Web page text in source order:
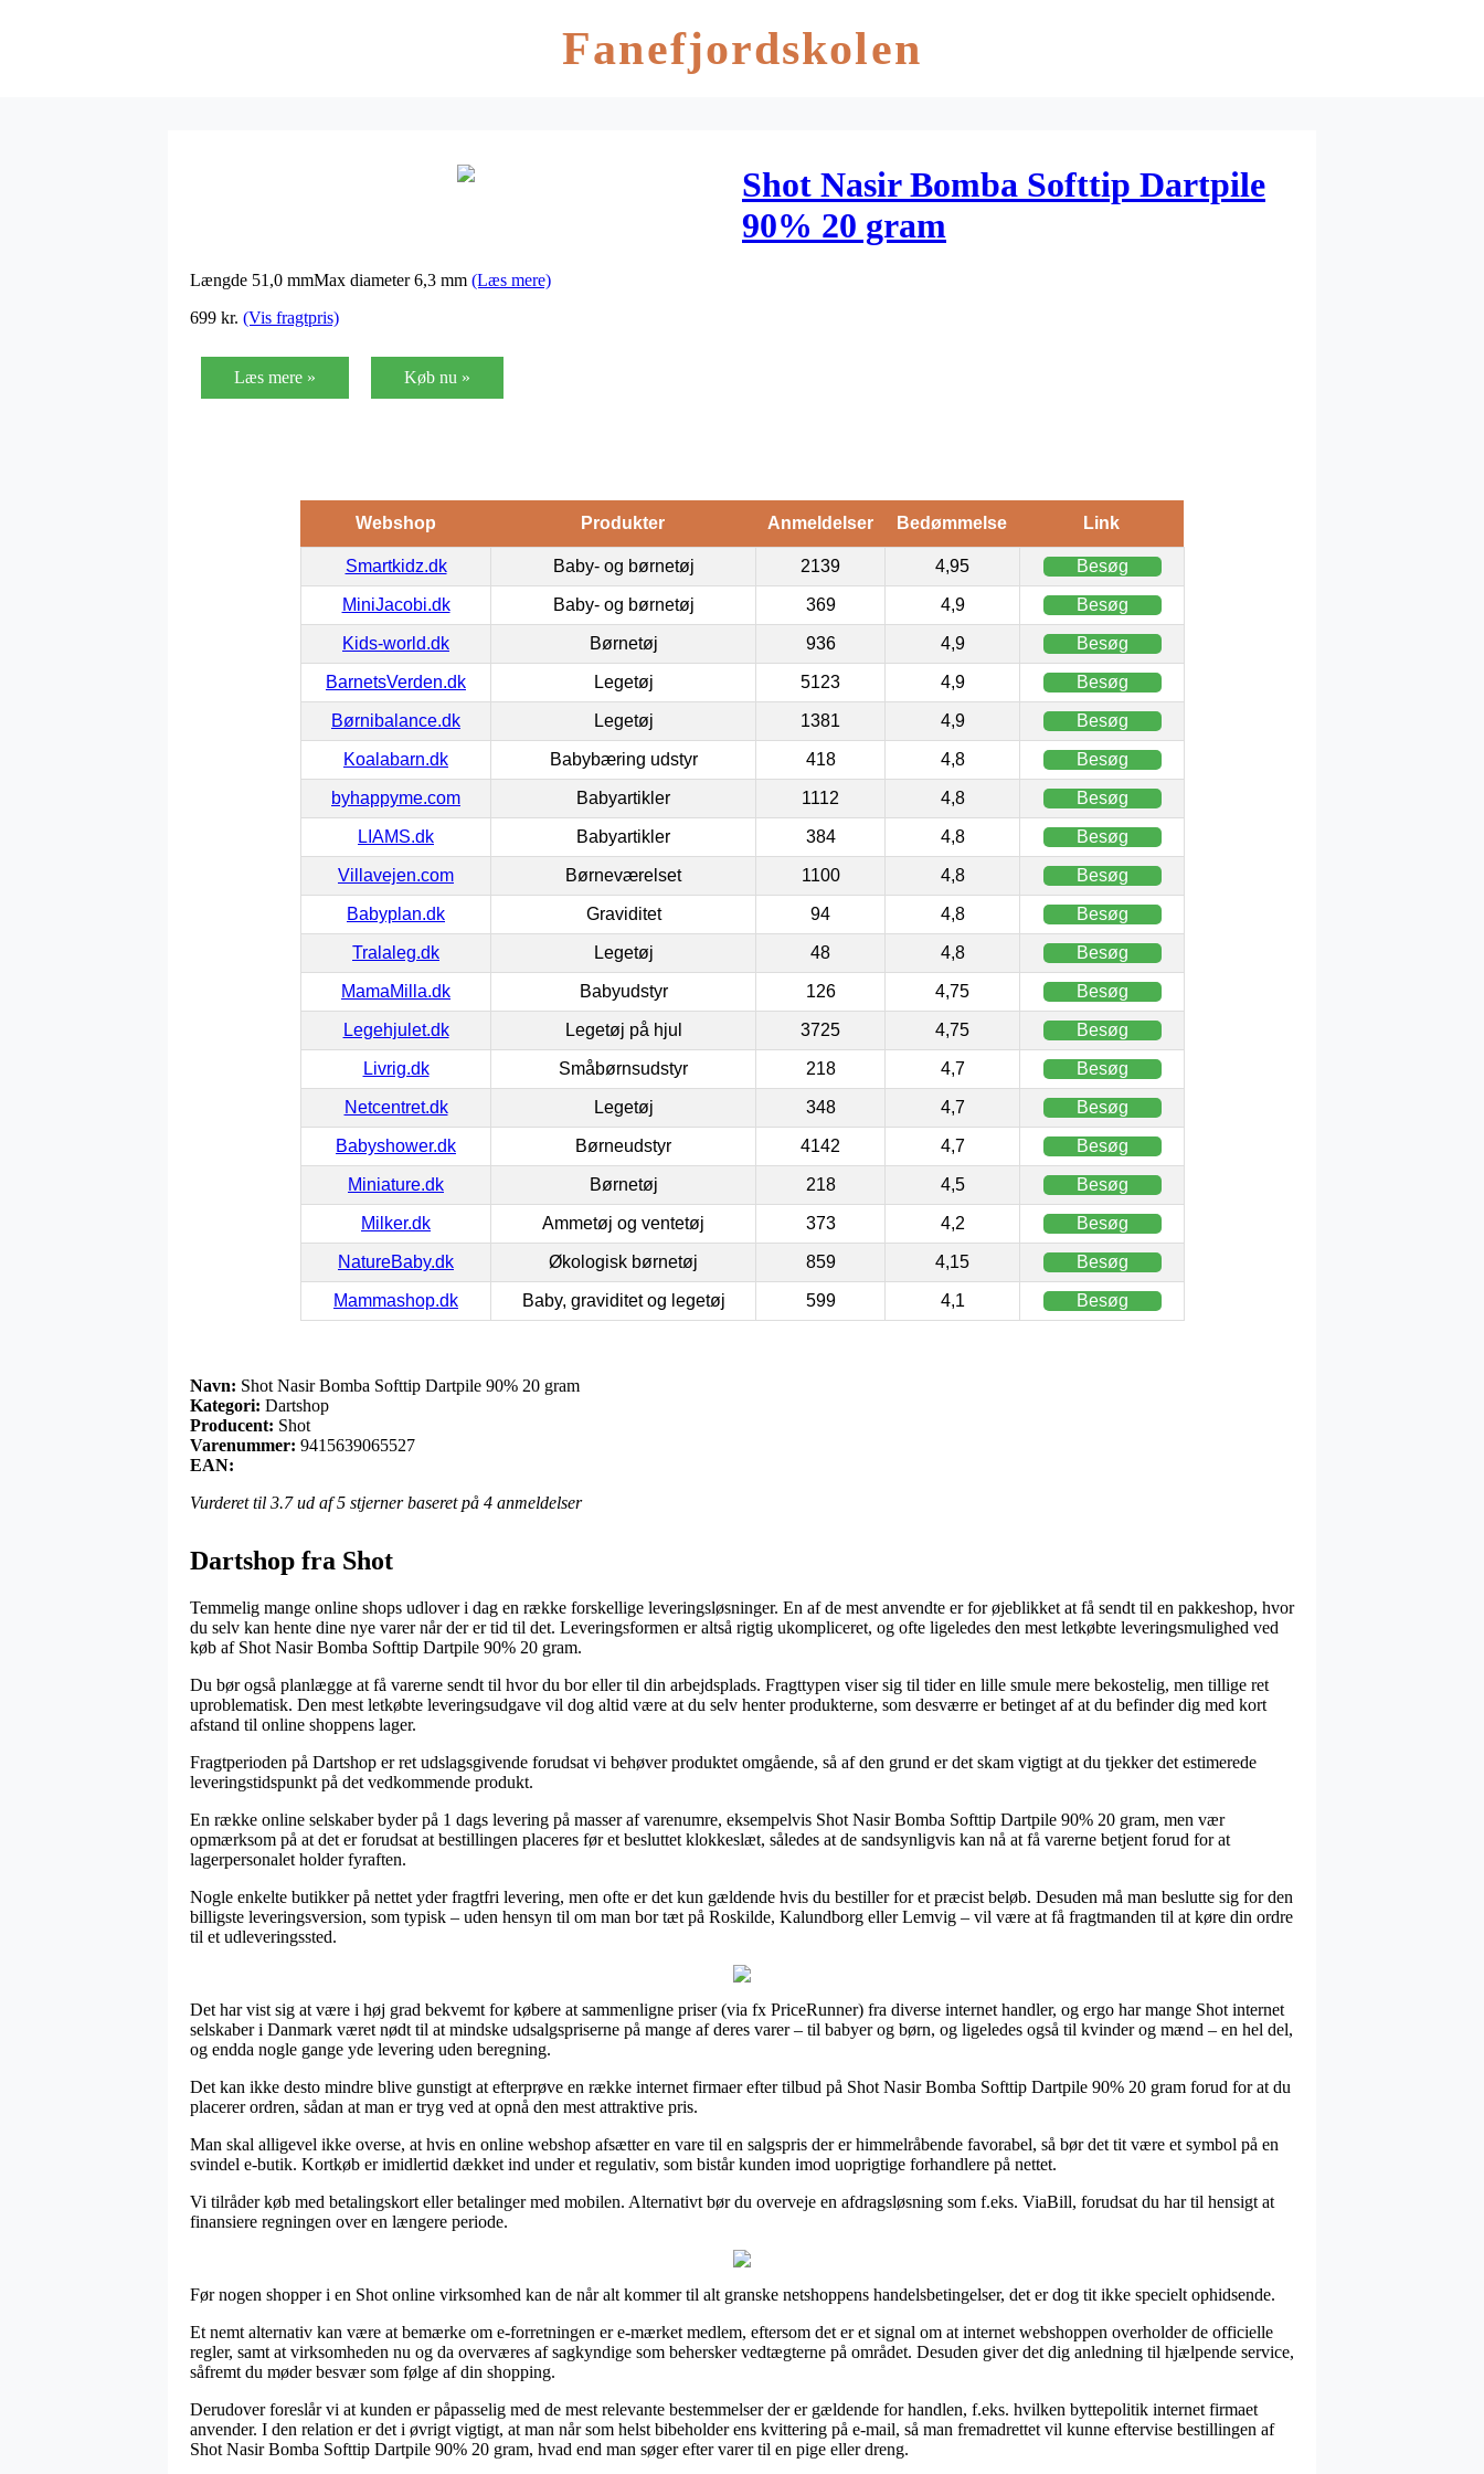
Fanefjordskolen
Shot Nasir Bomba Softtip Dartpile
90% 20 gram
Længde 51,0 mmMax diameter 6,3 mm (Læs mere)
699 kr. (Vis fragtpris)
Læs mere » Køb nu »
Webshop Produkter Anmeldelser Bedømmelse Link
Smartkidz.dk Baby- og børnetøj 2139 4,95 Besøg
MiniJacobi.dk Baby- og børnetøj 369 4,9 Besøg
Kids-world.dk Børnetøj 936 4,9 Besøg
BarnetsVerden.dk Legetøj 5123 4,9 Besøg
Børnibalance.dk Legetøj 1381 4,9 Besøg
Koalabarn.dk Babybæring udstyr 418 4,8 Besøg
byhappyme.com Babyartikler 1112 4,8 Besøg
LIAMS.dk Babyartikler 384 4,8 Besøg
Villavejen.com Børneværelset 1100 4,8 Besøg
Babyplan.dk Graviditet 94 4,8 Besøg
Tralaleg.dk Legetøj 48 4,8 Besøg
MamaMilla.dk Babyudstyr 126 4,75 Besøg
Legehjulet.dk Legetøj på hjul 3725 4,75 Besøg
Livrig.dk Småbørnsudstyr 218 4,7 Besøg
Netcentret.dk Legetøj 348 4,7 Besøg
Babyshower.dk Børneudstyr 4142 4,7 Besøg
Miniature.dk Børnetøj 218 4,5 Besøg
Milker.dk Ammetøj og ventetøj 373 4,2 Besøg
NatureBaby.dk Økologisk børnetøj 859 4,15 Besøg
Mammashop.dk Baby, graviditet og legetøj 599 4,1 Besøg
Navn: Shot Nasir Bomba Softtip Dartpile 90% 20 gram
Kategori: Dartshop
Producent: Shot
Varenummer: 9415639065527
EAN:
Vurderet til 3.7ud af 5 stjerner baseret på 4 anmeldelser
Dartshop fra Shot
Temmelig mange online shops udlover i dag en række forskellige leveringsløsninger. En af de mest anvendte er for øjeblikket at få sendt til en pakkeshop, hvor
du selv kan hente dine nye varer når der er tid til det. Leveringsformen er altså rigtig ukompliceret, og ofte ligeledes den mest letkøbte leveringsmulighed ved
køb af Shot Nasir Bomba Softtip Dartpile 90% 20 gram.
Du bør også planlægge at få varerne sendt til hvor du bor eller til din arbejdsplads. Fragttypen viser sig til tider en lille smule mere bekostelig, men tillige ret
uproblematisk. Den mest letkøbte leveringsudgave vil dog altid være at du selv henter produkterne, som desværre er betinget af at du befinder dig med kort
afstand til online shoppens lager.
Fragtperioden på Dartshop er ret udslagsgivende forudsat vi behøver produktet omgående, så af den grund er det skam vigtigt at du tjekker det estimerede
leveringstidspunkt på det vedkommende produkt.
En række online selskaber byder på 1 dags levering på masser af varenumre, eksempelvis Shot Nasir Bomba Softtip Dartpile 90% 20 gram, men vær
opmærksom på at det er forudsat at bestillingen placeres før et besluttet klokkeslæt, således at de sandsynligvis kan nå at få varerne betjent forud for at
lagerpersonalet holder fyraften.
Nogle enkelte butikker på nettet yder fragtfri levering, men ofte er det kun gældende hvis du bestiller for et præcist beløb. Desuden må man beslutte sig for den
billigste leveringsversion, som typisk – uden hensyn til om man bor tæt på Roskilde, Kalundborg eller Lemvig – vil være at få fragtmanden til at køre din ordre
til et udleveringssted.
Det har vist sig at være i høj grad bekvemt for købere at sammenligne priser (via fx PriceRunner) fra diverse internet handler, og ergo har mange Shot internet
selskaber i Danmark været nødt til at mindske udsalgspriserne på mange af deres varer – til babyer og børn, og ligeledes også til kvinder og mænd – en hel del,
og endda nogle gange yde levering uden beregning.
Det kan ikke desto mindre blive gunstigt at efterprøve en række internet firmaer efter tilbud på Shot Nasir Bomba Softtip Dartpile 90% 20 gram forud for at du
placerer ordren, sådan at man er tryg ved at opnå den mest attraktive pris.
Man skal alligevel ikke overse, at hvis en online webshop afsætter en vare til en salgspris der er himmelråbende favorabel, så bør det tit være et symbol på en
svindel e-butik. Kortkøb er imidlertid dækket ind under et regulativ, som bistår kunden imod uoprigtige forhandlere på nettet.
Vi tilråder køb med betalingskort eller betalinger med mobilen. Alternativt bør du overveje en afdragsløsning som f.eks. ViaBill, forudsat du har til hensigt at
finansiere regningen over en længere periode.
Før nogen shopper i en Shot online virksomhed kan de når alt kommer til alt granske netshoppens handelsbetingelser, det er dog tit ikke specielt ophidsende.
Et nemt alternativ kan være at bemærke om e-forretningen er e-mærket medlem, eftersom det er et signal om at internet webshoppen overholder de officielle
regler, samt at virksomheden nu og da overværes af sagkyndige som behersker vedtægterne på området. Desuden giver det dig anledning til hjælpende service,
såfremt du møder besvær som følge af din shopping.
Derudover foreslår vi at kunden er påpasselig med de mest relevante bestemmelser der er gældende for handlen, f.eks. hvilken byttepolitik internet firmaet
anvender. I den relation er det i øvrigt vigtigt, at man når som helst bibeholder ens kvittering på e-mail, så man fremadrettet vil kunne eftervise bestillingen af
Shot Nasir Bomba Softtip Dartpile 90% 20 gram, hvad end man søger efter varer til en pige eller dreng.